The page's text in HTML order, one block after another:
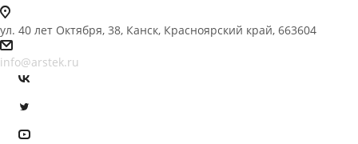
ул. 40 лет Октября, 38, Канск, Красноярский край, 663604
info@arstek.ru